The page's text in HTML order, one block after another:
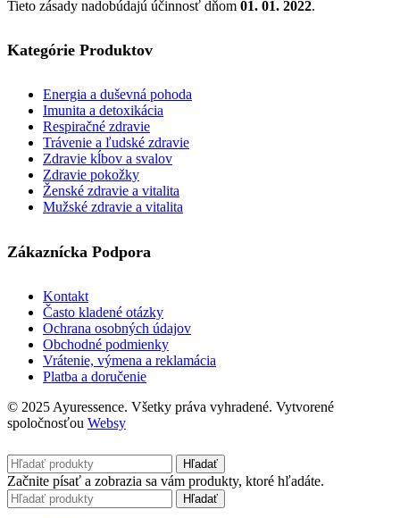
Tieto zásady nadobúdajú účinnosť dňom 01. 01. 2022.
Kategórie Produktov
Energia a duševná pohoda
Imunita a detoxikácia
Respiračné zdravie
Trávenie a ľudské zdravie
Zdravie kĺbov a svalov
Zdravie pokožky
Ženské zdravie a vitalita
Mužské zdravie a vitalita
Zákaznícka Podpora
Kontakt
Často kladené otázky
Ochrana osobných údajov
Obchodné podmienky
Vrátenie, výmena a reklamácia
Platba a doručenie
© 2025 Ayuressence. Všetky práva vyhradené. Vytvorené
spoločnosťou Websy
Hľadať
Začnite písať a zobrazia sa vám produkty, ktoré hľadáte.
Hľadať